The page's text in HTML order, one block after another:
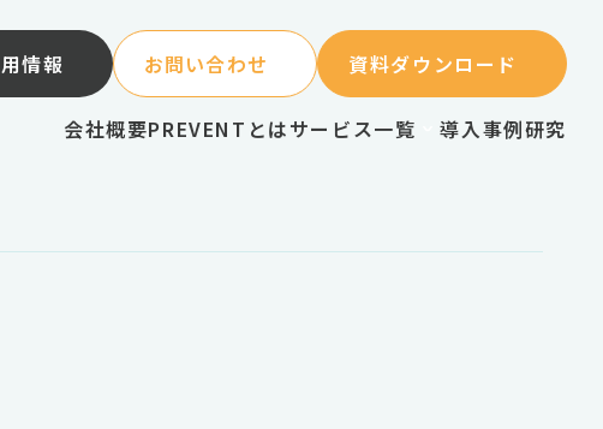
情報 お問い合わせ 資料ダウンロード
会社概要PREVENTとはサービス一覧 導入事例研究